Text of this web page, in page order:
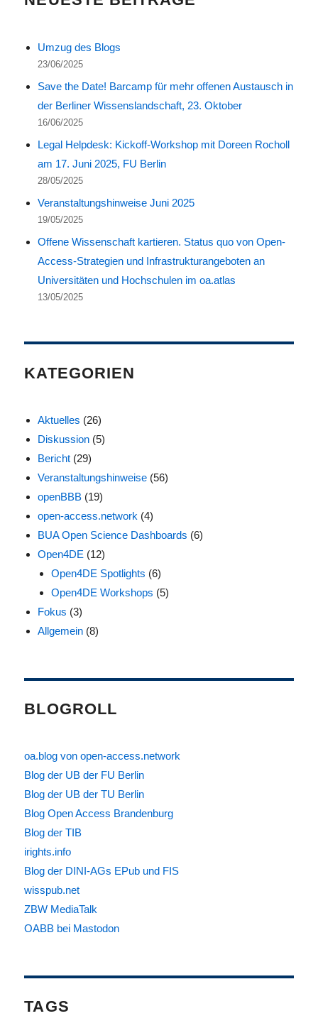
Umzug des Blogs
23/06/2025
Save the Date! Barcamp für mehr offenen Austausch in
der Berliner Wissenslandschaft, 23. Oktober
16/06/2025
Legal Helpdesk: Kickoff-Workshop mit Doreen Rocholl
am 17. Juni 2025, FU Berlin
28/05/2025
Veranstaltungshinweise Juni 2025
19/05/2025
Offene Wissenschaft kartieren. Status quo von Open-
Access-Strategien und Infrastrukturangeboten an
Universitäten und Hochschulen im oa.atlas
13/05/2025
KATEGORIEN
Aktuelles (26)
Diskussion (5)
Bericht (29)
Veranstaltungshinweise (56)
openBBB (19)
open-access.network (4)
BUA Open Science Dashboards (6)
Open4DE (12)
Open4DE Spotlights (6)
Open4DE Workshops (5)
Fokus (3)
Allgemein (8)
BLOGROLL
oa.blog von open-access.network
Blog der UB der FU Berlin
Blog der UB der TU Berlin
Blog Open Access Brandenburg
Blog der TIB
irights.info
Blog der DINI-AGs EPub und FIS
wisspub.net
ZBW MediaTalk
OABB bei Mastodon
TAGS